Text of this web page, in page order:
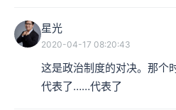
星光
2020-04-17 08:20:43
这是政治制度的对决。那
代表了……代表了